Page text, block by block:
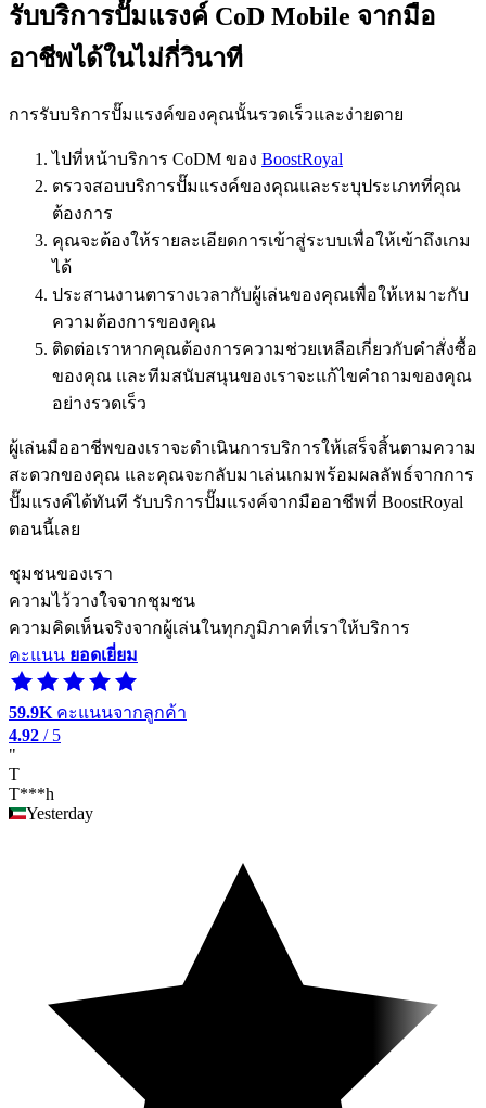
รับบริการปั๊มแรงค์ CoD Mobile จากมือ
อาชีพได้ในไม่กี่วินาที
การรับบริการปั๊มแรงค์ของคุณนั้นรวดเร็วและง่ายดาย
ไปที่หน้าบริการ CoDM ของ BoostRoyal
ตรวจสอบบริการปั๊มแรงค์ของคุณและระบุประเภทที่คุณ
ต้องการ
คุณจะต้องให้รายละเอียดการเข้าสู่ระบบเพื่อให้เข้าถึงเกม
ได้
ประสานงานตารางเวลากับผู้เล่นของคุณเพื่อให้เหมาะกับ
ความต้องการของคุณ
ติดต่อเราหากคุณต้องการความช่วยเหลือเกี่ยวกับคำสั่งซื้อ
ของคุณ และทีมสนับสนุนของเราจะแก้ไขคำถามของคุณ
อย่างรวดเร็ว
ผู้เล่นมืออาชีพของเราจะดำเนินการบริการให้เสร็จสิ้นตามความ
สะดวกของคุณ และคุณจะกลับมาเล่นเกมพร้อมผลลัพธ์จากการ
ปั๊มแรงค์ได้ทันที รับบริการปั๊มแรงค์จากมืออาชีพที่ BoostRoyal
ตอนนี้เลย
ชุมชนของเรา
ความไว้วางใจจากชุมชน
ความคิดเห็นจริงจากผู้เล่นในทุกภูมิภาคที่เราให้บริการ
คะแนน ยอดเยี่ยม
59.9K คะแนนจากลูกค้า
4.92 / 5
"
T
T***h
Yesterday